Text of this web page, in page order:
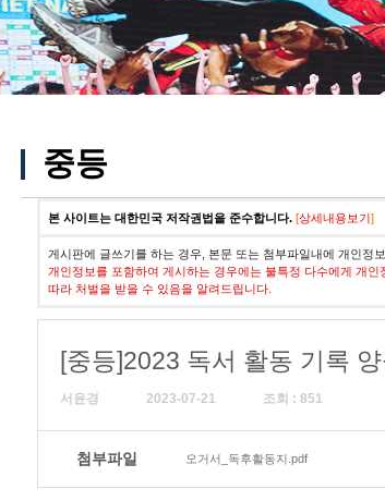
학부모방
정기고사 기출문제
중등
본 사이트는 대한민국 저작권법을 준수합니다. [상세내용보기]
게시판에 글쓰기를 하는 경우, 본문 또는 첨부파일내에 개인정
개인정보를 포함하여 게시하는 경우에는 불특정 다수에게 개
따라 처벌을 받을 수 있음을 알려드립니다.
[중등]2023 독서 활동 기록 양
서윤경 2023-07-21 조회 : 851
첨부파일 오거서_독후활동지.pdf